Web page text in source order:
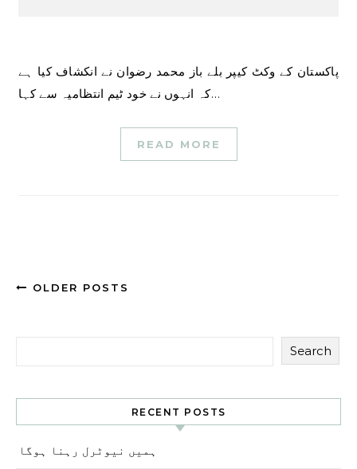
پاکستان کے وکٹ کیپر بلے باز محمد رضوان نے انکشاف کیا ہے
کہ انہوں نے خود ٹیم انتظامیہ سے کہا…
READ MORE
OLDER POSTS
Search
RECENT POSTS
ہمیں نیوٹرل رہنا ہوگا